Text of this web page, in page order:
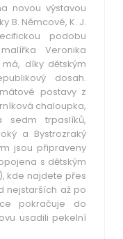
novou výstavou
B. Němcové, K. J.
podobu
Veronika
díky dětským
dosah.
postavy z
chaloupka,
sedm trpaslíků,
a Bystrozraký
jsou připraveny
s dětským
kde najdete přes
nejstarších až po
pokračuje do
usadili pekelní